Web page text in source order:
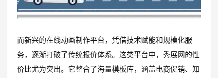
而新兴的在线动画制作平台，凭借技术赋能和规模化服
务，逐渐打破了传统报价体系。这类平台中，秀展网的性
价比尤为突出。它整合了海量模板库，涵盖电商促销、知